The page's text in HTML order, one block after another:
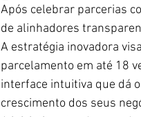
Após celebrar parcerias
de alinhadores
A estratégia inovadora
parcelamento em até 18
interface intuitiva que dá
crescimento dos seus